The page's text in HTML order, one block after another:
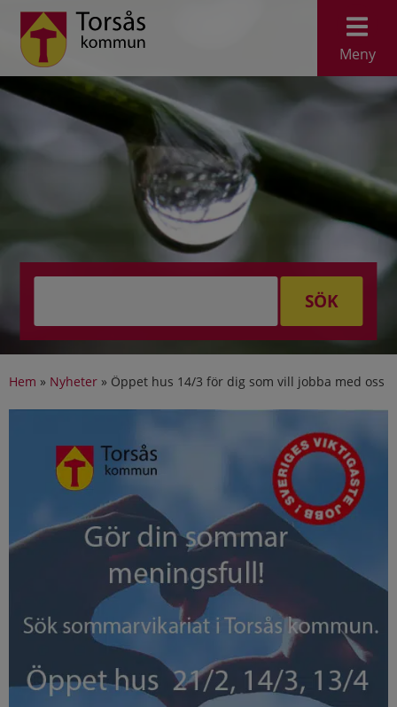
Meny
SÖK
Hem » Nyheter » Öppet hus 14/3 för dig som vill jobba med oss